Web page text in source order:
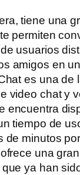
tiene una
permiten
usuarios
amigos en
es una de
video chat y
encuentra
tiempo de
de minutos
una
ya han